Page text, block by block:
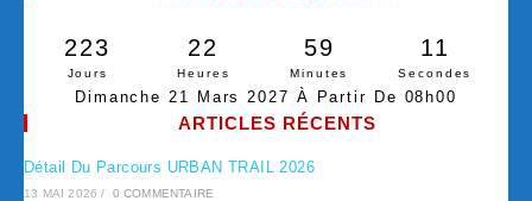
223
Jours
22
Heures
59
Minutes
10
Secondes
Dimanche 21 Mars 2027 À Partir De 08h00
ARTICLES RÉCENTS
Détail Du Parcours URBAN TRAIL 2026
13 MAI 2026 / 0 COMMENTAIRE